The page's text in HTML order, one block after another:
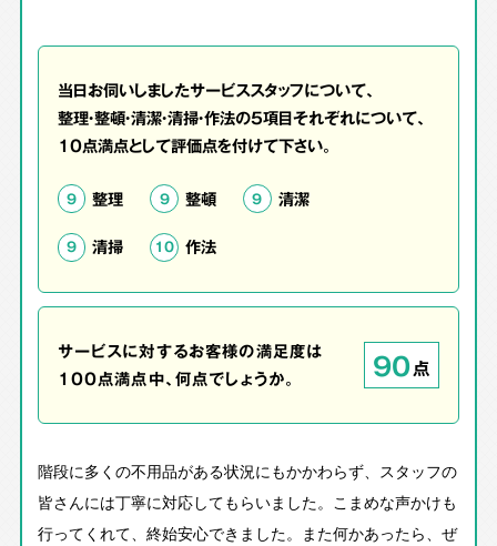
当日お伺いしましたサービススタッフについて、
整理・整頓・清潔・清掃・作法の5項目それぞれについて、
10点満点として評価点を付けて下さい。
9 整理 9 整頓 9 清潔
9 清掃 10 作法
サービスに対するお客様の満足度は
100点満点中、何点でしょうか。
90点
階段に多くの不用品がある状況にもかかわらず、スタッフの
皆さんには丁寧に対応してもらいました。こまめな声かけも
行ってくれて、終始安心できました。また何かあったら、ぜ